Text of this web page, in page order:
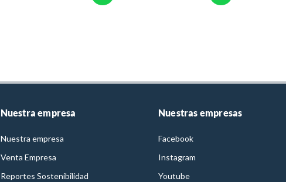
Nuestra empresa
Nuestra empresa
Venta Empresa
Reportes Sostenibilidad
Nuestras empresas
Facebook
Instagram
Youtube